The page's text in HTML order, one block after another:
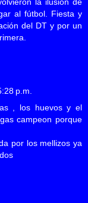
al fútbol. Fiesta y
del DT y por un
p.m.
, los huevos y el
campeon porque
por los mellizos ya